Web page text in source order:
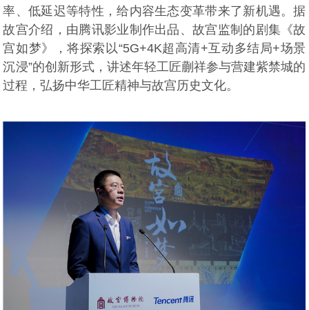
率、低延迟等特性，给内容生态变革带来了新机遇。据
故宫介绍，由腾讯影业制作出品、故宫监制的剧集《故
宫如梦》，将探索以“5G+4K超高清+互动多结局+场景
沉浸”的创新形式，讲述年轻工匠蒯祥参与营建紫禁城的
过程，弘扬中华工匠精神与故宫历史文化。